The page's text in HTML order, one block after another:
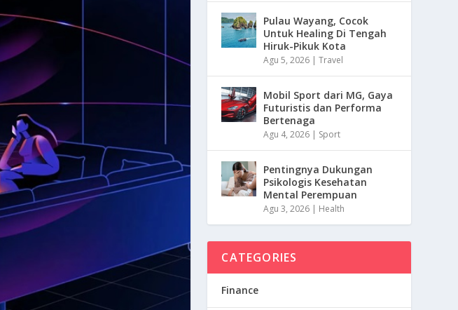
Pulau Wayang, Cocok
Untuk Healing Di Tengah
Hiruk-Pikuk Kota
Agu 5, 2026 |Travel
Mobil Sport dari MG, Gaya
Futuristis dan Performa
Bertenaga
Agu 4, 2026 | Sport
Pentingnya Dukungan
Psikologis Kesehatan
Mental Perempuan
Agu 3, 2026 | Health
CATEGORIES
Finance